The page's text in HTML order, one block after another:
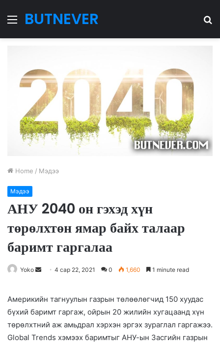
Menu
BUTNEVER
Home / Мэдээ
Мэдээ
АНУ 2040 он гэхэд хүн
төрөлхтөн ямар байх талаар
баримт гаргалаа
Yoko
a
n
e
4 сар 22, 2021 0 1,660 1 minute read
Америкийн тагнуулын газрын төлөөлөгчид 150 хуудас
бүхий баримт гаргаж, ойрын 20 жилийн хугацаанд хүн
төрөлхтний аж амьдрал хэрхэн эргэх зураглал гаргажээ.
Global Trends хэмээх баримтыг АНУ-ын Засгийн газрын